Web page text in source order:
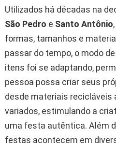
Utilizados há décadas na
São Pedro e Santo Antônio
formas, tamanhos e
passar do tempo, o modo
itens foi se adaptando,
pessoa possa criar seus
desde materiais recicláveis
variados, estimulando a
uma festa autêntica. Além
festas acontecem em